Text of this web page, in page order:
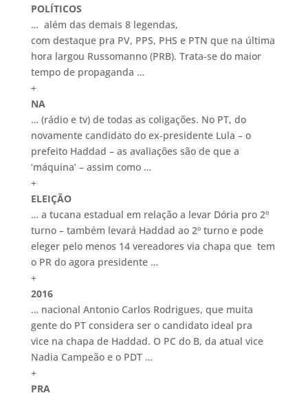
POLÍTICOS
… além das demais 8 legendas,
com destaque pra PV, PPS, PHS e PTN que na última
hora largou Russomanno (PRB). Trata-se do maior
tempo de propaganda …
+
NA
… (rádio e tv) de todas as coligações. No PT, do
novamente candidato do ex-presidente Lula – o
prefeito Haddad – as avaliações são de que a
‘máquina’ – assim como …
+
ELEIÇÃO
… a tucana estadual em relação a levar Dória pro 2º
turno – também levará Haddad ao 2º turno e pode
eleger pelo menos 14 vereadores via chapa que tem
o PR do agora presidente …
+
2016
… nacional Antonio Carlos Rodrigues, que muita
gente do PT considera ser o candidato ideal pra
vice na chapa de Haddad. O PC do B, da atual vice
Nadia Campeão e o PDT …
+
PRA